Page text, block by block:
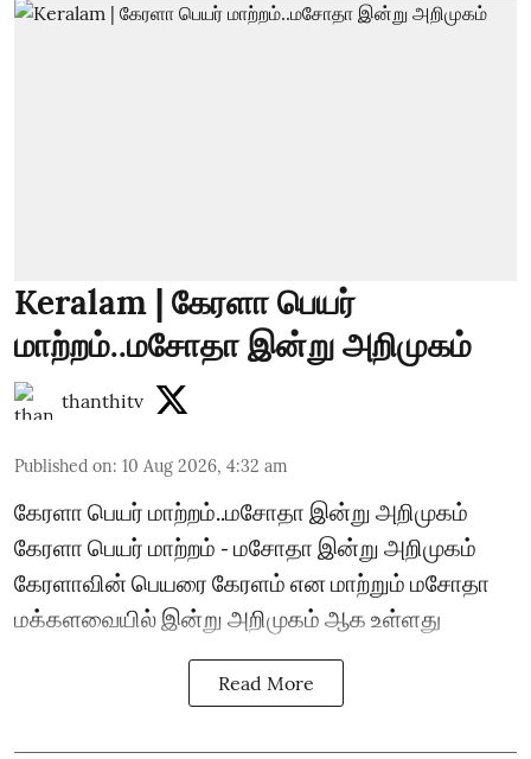
Keralam | கேரளா பெயர்
மாற்றம்..மசோதா இன்று அறிமுகம்
thanthitv
Published on: 10 Aug 2026, 4:32 am
கேரளா பெயர் மாற்றம்..மசோதா இன்று அறிமுகம்
கேரளா பெயர் மாற்றம் - மசோதா இன்று அறிமுகம்
கேரளாவின் பெயரை கேரளம் என மாற்றும் மசோதா
மக்களவையில் இன்று அறிமுகம் ஆக உள்ளது
Read More